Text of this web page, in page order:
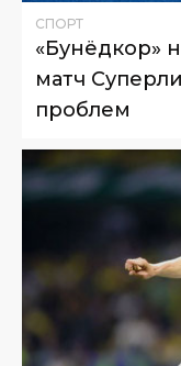
СПОРТ
«Бунёдкор»
матч
проблем